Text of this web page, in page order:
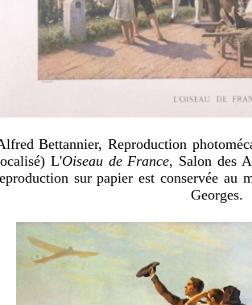
Bettannier, Reproduction
L'Oiseau de France, Salon des
sur papier est conservée au
Georges.